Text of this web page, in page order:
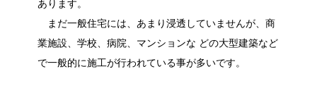
あります。
まだ一般住宅には、あまり浸透していませんが、商
業施設、学校、病院、マンションな どの大型建築など
で一般的に施工が行われている事が多いです。